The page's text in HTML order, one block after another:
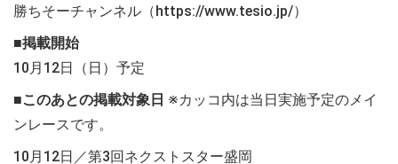
勝ちそーチャンネル（https://www.tesio.jp/）
■掲載開始
10月12日（日）予定
■このあとの掲載対象日 ※カッコ内は当日実施予定のメイ
ンレースです。
10月12日／第3回ネクストスター盛岡